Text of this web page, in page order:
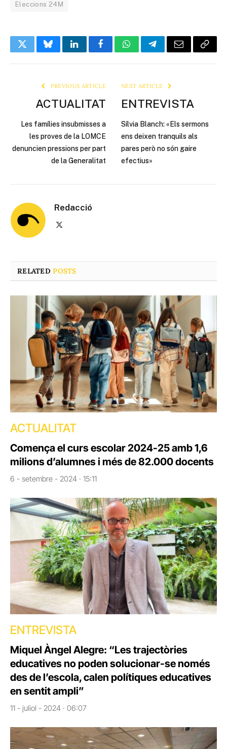
Eleccions 24M
TwitterBlueskyLinkedInFacebookWhatsAppTelegramEmail Copy
PREVIOUS ARTICLE
ACTUALITAT
Les famílies insubmisses a
les proves de la LOMCE
denuncien pressions per part
de la Generalitat
NEXT ARTICLE
ENTREVISTA
Sílvia Blanch: «Els sermons
ens deixen tranquils als
pares però no són gaire
efectius»
Redacció
RELATEDPOSTS
ACTUALITAT
Comença el curs escolar 2024-25 amb 1,6
milions d’alumnes i més de 82.000 docents
6 - setembre - 2024 · 15:11
ENTREVISTA
Miquel Àngel Alegre: “Les trajectòries
educatives no poden solucionar-se només
des de l’escola, calen polítiques educatives
en sentit ampli”
11 - juliol - 2024 · 06:07